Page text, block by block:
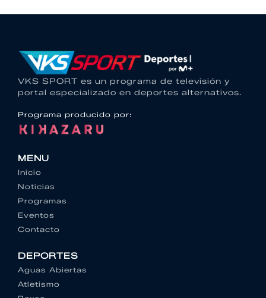
VKS SPORT es un programa de televisión y
portal especializado en deportes alternativos.
Programa producido por:
MENU
Inicio
Noticias
Programas
Eventos
Contacto
DEPORTES
Aguas Abiertas
Atletismo